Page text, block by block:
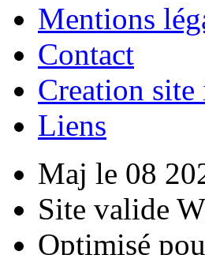
Mentions
Contact
Creation site
Liens
Maj le 08
Site valide
Optimisé